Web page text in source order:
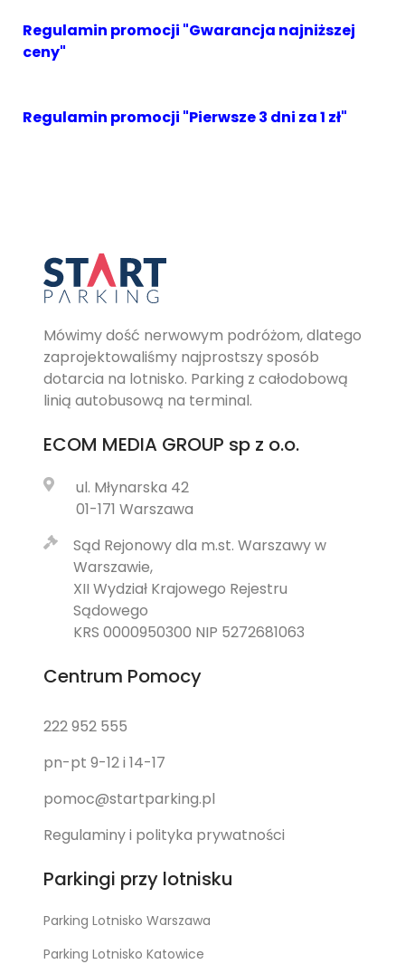
Regulamin promocji "Gwarancja najniższej
ceny"
Regulamin promocji "Pierwsze 3 dni za 1 zł"
Mówimy dość nerwowym podróżom, dlatego
zaprojektowaliśmy najprostszy sposób
dotarcia na lotnisko. Parking z całodobową
linią autobusową na terminal.
ECOM MEDIA GROUP sp z o.o.
ul. Młynarska 42
01-171 Warszawa
Sąd Rejonowy dla m.st. Warszawy w
Warszawie,
XII Wydział Krajowego Rejestru
Sądowego
KRS 0000950300 NIP 5272681063
Centrum Pomocy
222 952 555
pn-pt 9-12 i 14-17
pomoc@startparking.pl
Regulaminy i polityka prywatności
Parkingi przy lotnisku
Parking Lotnisko Warszawa
Parking Lotnisko Katowice